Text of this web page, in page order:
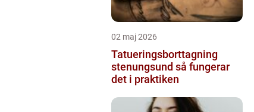
02 maj 2026
Tatueringsborttagning
stenungsund så fungerar
det i praktiken